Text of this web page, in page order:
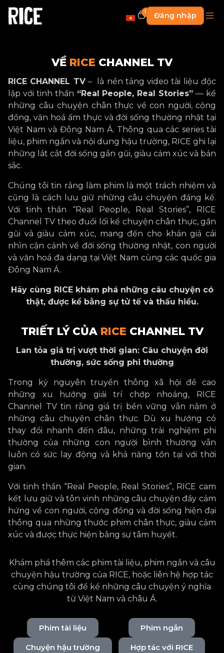
0 Đăng nhập
VỀ RICE CHANNEL TV
RICE CHANNEL TV– là nền tảng video tài liệu độc
lập với tinh thần “Real People, Real Stories” — kể
những câu chuyện chân thực về con người, cộng
đồng, văn hoá ẩm thực và đời sống thường nhật tại
Việt Nam và Đông Nam Á. Thông qua các series tài
liệu, phim ngắn và nội dung hậu trường, RICE ghi lại
những lát cắt đời sống gần gũi, giàu cảm xúc và bản
sắc.
Chúng tôi tin rằng làm phim là một trách nhiệm và
cũng là cách lưu giữ những câu chuyện đáng kể.
Với tinh thần “Real People, Real Stories”, RICE
Channel TV theo đuổi lối kể chuyện chân thực, gần
gũi và giàu cảm xúc, mang đến cho khán giả cái
nhìn cận cảnh về đời sống thường nhật, con người
và văn hoá đa dạng tại Việt Nam cùng các quốc gia
Đông Nam Á.
Hãy cùng RICE khám phá những câu chuyện có
thật, được kể bằng sự tử tế và thấu hiểu.
TRIẾT LÝ​ CỦA RICE CHANNEL TV
Lan tỏa giá trị vượt thời gian: Câu chuyện đời
thường, sức sống phi thường
Trong kỷ nguyên truyền thông xã hội đề cao
những xu hướng giải trí chớp nhoáng, RICE
Channel TV tin rằng giá trị bền vững vẫn nằm ở
những câu chuyện chân thực. Dù xu hướng có
thay đổi nhanh đến đâu, những trải nghiệm phi
thường của những con người bình thường vẫn
luôn có sức lay động và khả năng tồn tại với thời
gian.
Với tinh thần “Real People, Real Stories”, RICE cam
kết lưu giữ và tôn vinh những câu chuyện đầy cảm
hứng về con người, cộng đồng và đời sống hiện đại
thông qua những thước phim chân thực, giàu cảm
xúc và được thực hiện bằng sự tâm huyết.
Khám phá thêm các phim tài liệu, phim ngắn và câu
chuyện hậu trường của RICE, hoặc liên hệ hợp tác
cùng chúng tôi để kể những câu chuyện ý nghĩa
từ Việt Nam và châu Á.
Phim tài liệu Phim ngắn
Chuyện hậu trường Hợp tác với RICE